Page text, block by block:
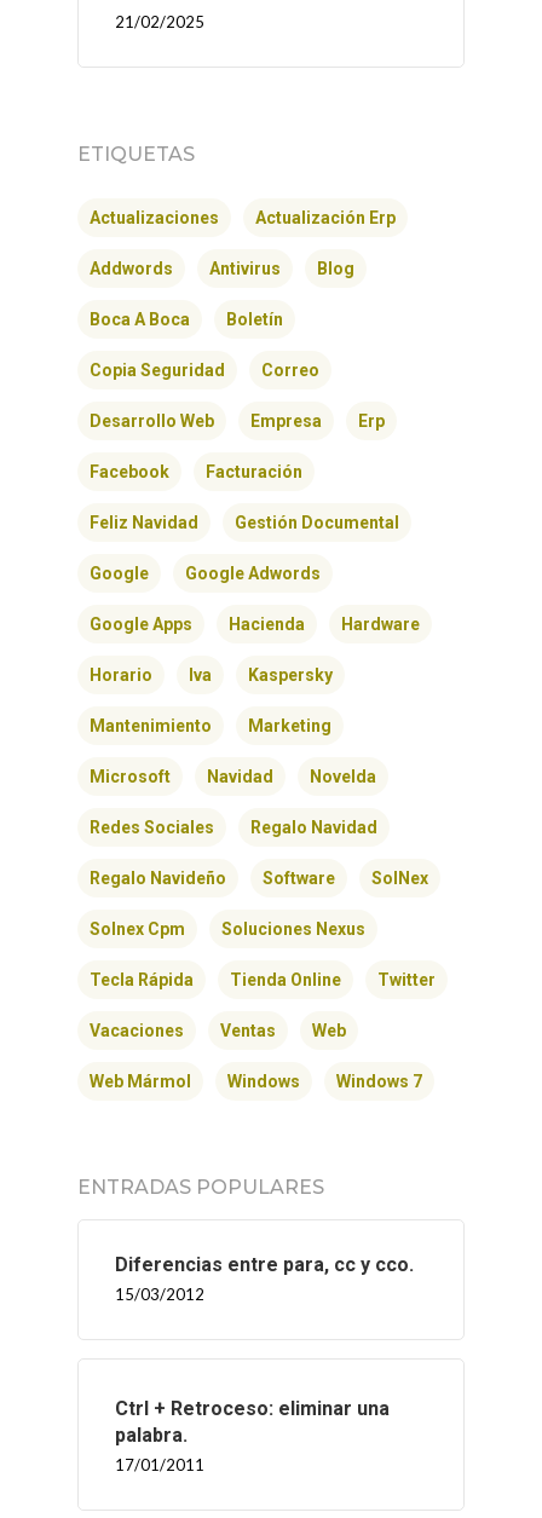
21/02/2025
ETIQUETAS
Actualizaciones Actualización Erp
Addwords Antivirus Blog
Boca A Boca Boletín
Copia Seguridad Correo
Desarrollo Web Empresa Erp
Facebook Facturación
Feliz Navidad Gestión Documental
Google Google Adwords
Google Apps Hacienda Hardware
Horario Iva Kaspersky
Mantenimiento Marketing
Microsoft Navidad Novelda
Redes Sociales Regalo Navidad
Regalo Navideño Software SolNex
Solnex Cpm Soluciones Nexus
Tecla Rápida Tienda Online Twitter
Vacaciones Ventas Web
Web Mármol Windows Windows 7
ENTRADAS POPULARES
Diferencias entre para, cc y cco.
15/03/2012
Ctrl + Retroceso: eliminar una
palabra.
17/01/2011